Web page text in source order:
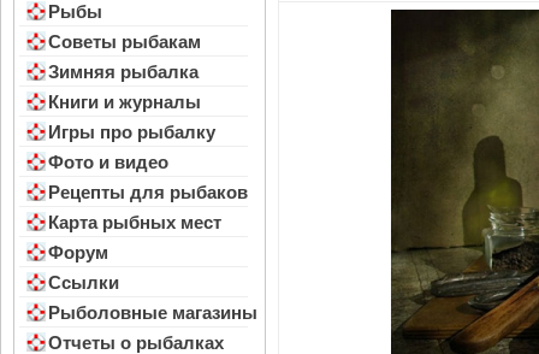
Рыбы
Советы рыбакам
Зимняя рыбалка
Книги и журналы
Игры про рыбалку
Фото и видео
Рецепты для рыбаков
Карта рыбных мест
Форум
Ссылки
Рыболовные магазины
Отчеты о рыбалках